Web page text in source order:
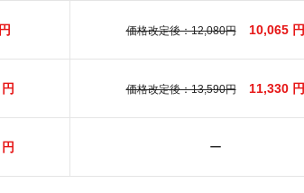
価格改定後：12,080円 10,065 円
価格改定後：13,590円 11,330 円
ー